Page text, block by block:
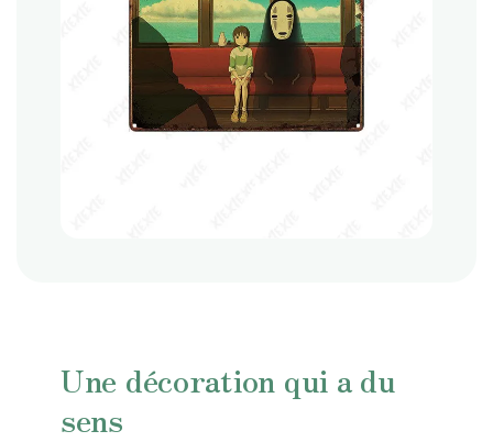
Une décoration qui a du
sens